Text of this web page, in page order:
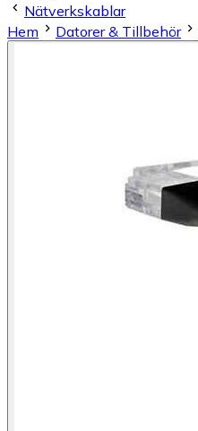
Nätverkskablar
Hem
Datorer & Tillbehör